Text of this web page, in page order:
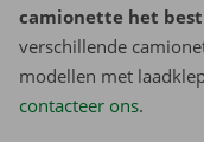
camionette het
verschillende
modellen met
contacteer ons.